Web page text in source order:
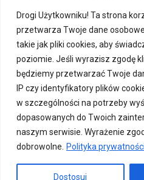
Drogi Użytkowniku! Ta strona
przetwarza Twoje dane
takie jak pliki cookies, aby
poziomie. Jeśli wyrazisz zgodę
będziemy przetwarzać Twoje
IP czy identyfikatory plików
w szczególności na potrzeby
dopasowanych do Twoich
naszym serwisie. Wyrażenie
dobrowolne.
Polityka prywatności
Dostosuj
Kontakt O nas Patronat medialny